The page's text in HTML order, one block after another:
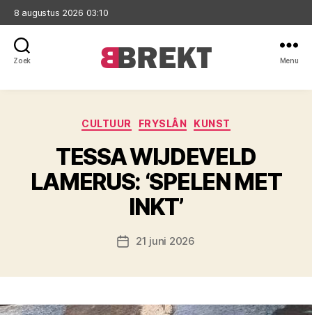
8 augustus 2026 03:10
Zoek Menu
Categorieën
CULTUUR FRYSLÂN KUNST
TESSA WIJDEVELD
LAMERUS: ‘SPELEN MET
INKT’
Berichtdatum
21 juni 2026